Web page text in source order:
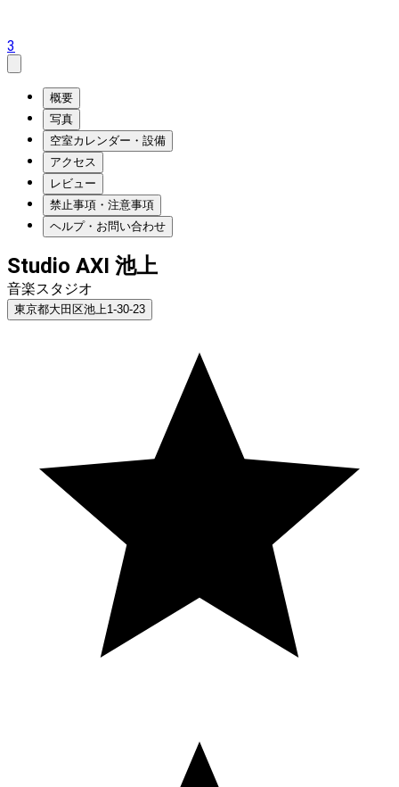
3
概要
写真
空室カレンダー・設備
アクセス
レビュー
禁止事項・注意事項
ヘルプ・お問い合わせ
Studio AXI 池上
音楽スタジオ
東京都大田区池上1-30-23